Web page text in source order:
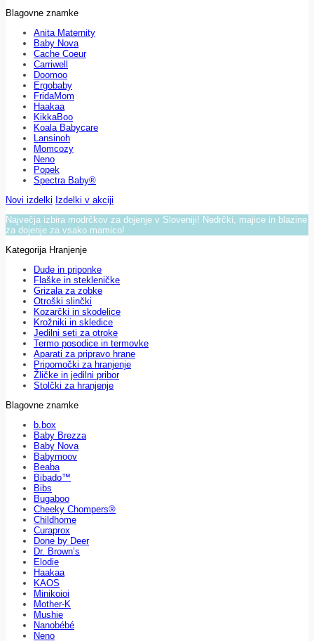
Blagovne znamke
Anita Maternity
Baby Nova
Cache Coeur
Carriwell
Doomoo
Ergobaby
FridaMom
Haakaa
KikkaBoo
Koala Babycare
Lansinoh
Momcozy
Neno
Popek
Spectra Baby®
Novi izdelki Izdelki v akciji
Največja izbira modrčkov za dojenje v Sloveniji! Nedrčki, majice in blazine
za dojenje za vsako mamico!
Kategorija Hranjenje
Dude in priponke
Flaške in stekleničke
Grizala za zobke
Otroški slinčki
Kozarčki in skodelice
Krožniki in skledice
Jedilni seti za otroke
Termo posodice in termovke
Aparati za pripravo hrane
Pripomočki za hranjenje
Žličke in jedilni pribor
Stolčki za hranjenje
Blagovne znamke
b.box
Baby Brezza
Baby Nova
Babymoov
Beaba
Bibado™
Bibs
Bugaboo
Cheeky Chompers®
Childhome
Curaprox
Done by Deer
Dr. Brown’s
Elodie
Haakaa
KAOS
Minikoioi
Mother-K
Mushie
Nanobébé
Neno